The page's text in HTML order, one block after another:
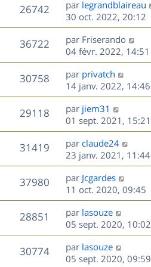
e
s
n
i
e
r
m
e
s
s
a
g
e
26742V
u
e
s
D
e
r
n
i
e
r
m
e
s
s
a
g
e
par legrandblaireau
30 oct. 2022, 20:12
36722V
u
e
s
D
e
r
n
i
e
r
m
e
s
s
a
g
e
par Friserando
04 févr. 2022, 14:51
30758V
u
e
s
D
e
r
n
i
e
r
m
e
s
s
a
g
e
par privatch
14 janv. 2022, 14:46
29118V
u
s
D
e
r
n
i
e
r
m
e
s
s
a
g
e
par jiem31
01 sept. 2021, 15:21
31419V
u
D
e
r
n
i
e
r
m
e
s
s
par claude24
23 janv. 2021, 11:44
37980V
u
D
e
r
n
i
e
r
m
par Jcgardes
11 oct. 2020, 09:45
28851
u
D
e
r
n
i
par lasouze
05 sept. 2020, 10:02
30774V
D
e
par lasouze
05 sept. 2020, 09:59